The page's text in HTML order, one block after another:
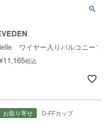
JJ)
ワイヤー入りバルコニーブ
11,165税込
お取り寄せ D-FFカップ